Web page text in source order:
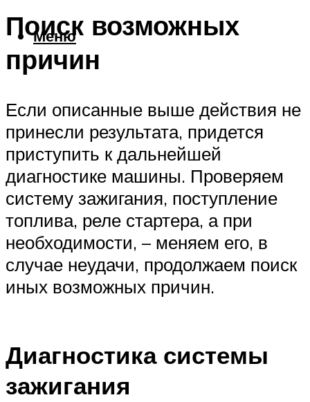
Меню
Поиск возможных
причин
Если описанные выше действия не
принесли результата, придется
приступить к дальнейшей
диагностике машины. Проверяем
систему зажигания, поступление
топлива, реле стартера, а при
необходимости, – меняем его, в
случае неудачи, продолжаем поиск
иных возможных причин.
Диагностика системы
зажигания